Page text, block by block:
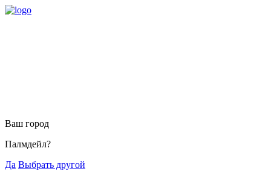
Ваш город
Палмдейл?
Да Выбрать другой